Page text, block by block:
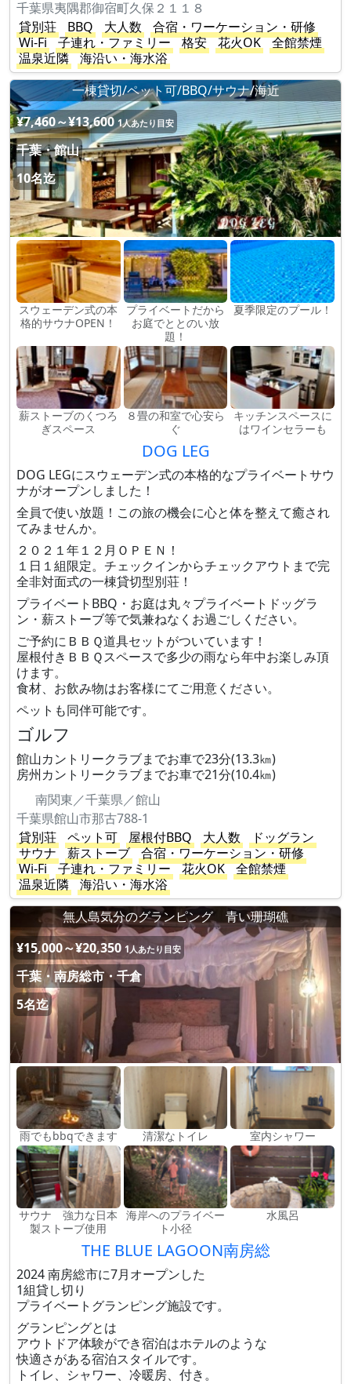
千葉県夷隅郡御宿町久保２１１８
貸別荘
BBQ 大人数
合宿・ワーケーション・研修
Wi-Fi
子連れ・ファミリー 格安 花火OK
全館禁煙
温泉近隣
海沿い・海水浴
一棟貸切/ペット可/BBQ/サウナ/海近
¥7,460～¥13,600 1人あたり目安
千葉・館山
10名迄
スウェーデン式の本
格的サウナOPEN！
プライベートだから
お庭でととのい放
題！
夏季限定のプール！
薪ストーブのくつろ
ぎスペース
８畳の和室で心安ら
ぐ
キッチンスペースに
はワインセラーも
DOG LEG
DOG LEGにスウェーデン式の本格的なプライベートサウ
ナがオープンしました！
全員で使い放題！この旅の機会に心と体を整えて癒され
てみませんか。
２０２１年１２月ＯＰＥＮ！
１日１組限定。チェックインからチェックアウトまで完
全非対面式の一棟貸切型別荘！
プライベートBBQ・お庭は丸々プライベートドッグラ
ン・薪ストーブ等で気兼ねなくお過ごしください。
ご予約にＢＢＱ道具セットがついています！
屋根付きＢＢＱスペースで多少の雨なら年中お楽しみ頂
けます。
食材、お飲み物はお客様にてご用意ください。
ペットも同伴可能です。
ゴルフ
館山カントリークラブまでお車で23分(13.3㎞)
房州カントリークラブまでお車で21分(10.4㎞)
南関東／千葉県／館山
千葉県館山市那古788-1
貸別荘
ペット可 屋根付BBQ 大人数
ドッグラン
サウナ
薪ストーブ
合宿・ワーケーション・研修
Wi-Fi
子連れ・ファミリー 花火OK
全館禁煙
温泉近隣
海沿い・海水浴
無人島気分のグランピング 青い珊瑚礁
¥15,000～¥20,350 1人あたり目安
千葉・南房総市・千倉
5名迄
雨でもbbqできます 清潔なトイレ 室内シャワー
サウナ 強力な日本
製ストーブ使用
海岸へのプライベー
ト小径
水風呂
THE BLUE LAGOON南房総
2024 南房総市に7月オープンした
1組貸し切り
プライベートグランピング施設です。
グランピングとは
アウトドア体験ができ宿泊はホテルのような
快適さがある宿泊スタイルです。
トイレ、シャワー、冷暖房、付き。